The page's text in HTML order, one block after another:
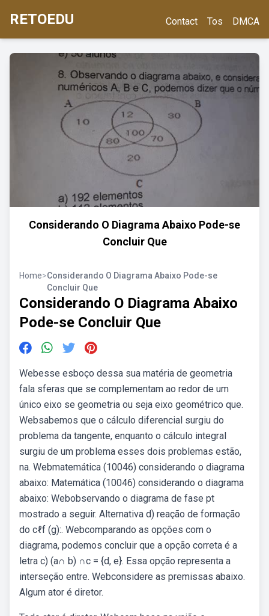
RETOEDU Contact Tos DMCA
Considerando O Diagrama Abaixo Pode-se
Concluir Que
Home>Considerando O Diagrama Abaixo Pode-se
Concluir Que
Considerando O Diagrama Abaixo
Pode-se Concluir Que
Webesse esboço dessa sua matéria de geometria
fala sferas que se complementam ao redor de um
único eixo se geometria ou seja eixo geométrico que.
Websabemos que o cálculo diferencial surgiu do
problema da tangente, enquanto o cálculo integral
surgiu de um problema esses dois problemas estão,
na. Webmatemática (10046) considerando o diagrama
abaixo: Matemática (10046) considerando o diagrama
abaixo: Webobservando o diagrama de fase pt
mostrado a seguir. Alternativa d) reação de formação
do cℓf (g):. Webcomparando as opções com o
diagrama, podemos concluir que a opção correta é a
letra c) (a∩ b) ∩c = {d, e}. Essa opção representa a
interseção entre. Webconsidere as premissas abaixo.
Algum ator é diretor.